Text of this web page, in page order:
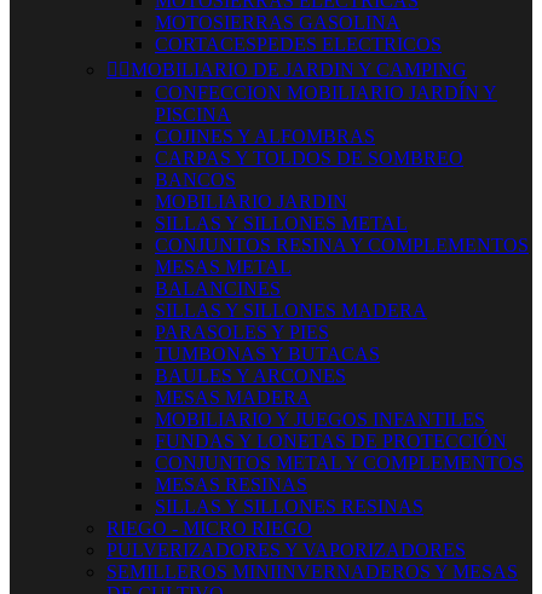
MOTOSIERRAS GASOLINA
CORTACESPEDES ELECTRICOS
 MOBILIARIO DE JARDIN Y CAMPING
CONFECCION MOBILIARIO JARDÍN Y
PISCINA
COJINES Y ALFOMBRAS
CARPAS Y TOLDOS DE SOMBREO
BANCOS
MOBILIARIO JARDIN
SILLAS Y SILLONES METAL
CONJUNTOS RESINA Y COMPLEMENTOS
MESAS METAL
BALANCINES
SILLAS Y SILLONES MADERA
PARASOLES Y PIES
TUMBONAS Y BUTACAS
BAULES Y ARCONES
MESAS MADERA
MOBILIARIO Y JUEGOS INFANTILES
FUNDAS Y LONETAS DE PROTECCIÓN
CONJUNTOS METAL Y COMPLEMENTOS
MESAS RESINAS
SILLAS Y SILLONES RESINAS
RIEGO - MICRO RIEGO
PULVERIZADORES Y VAPORIZADORES
SEMILLEROS MINIINVERNADEROS Y MESAS